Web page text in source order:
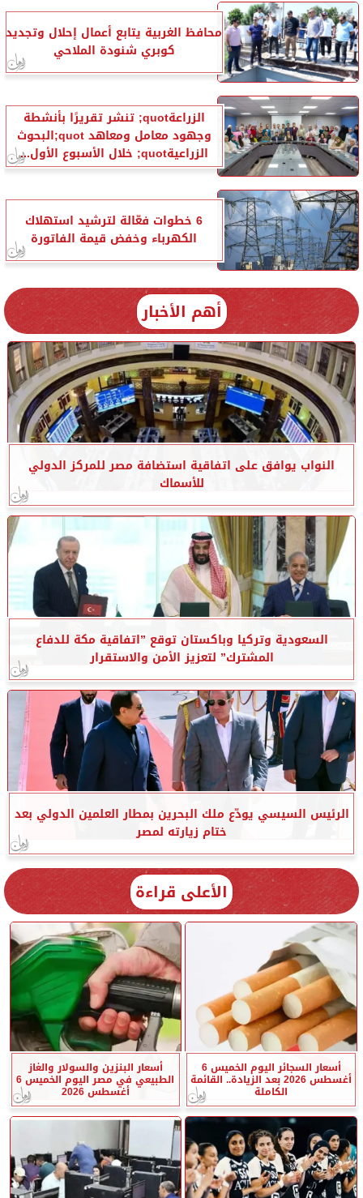
محافظ الغربية يتابع أعمال إحلال وتجديد
كوبري شنودة الملاحي
الزراعةquot; تنشر تقريرًا بأنشطة
وجهود معامل ومعاهد quot;البحوث
الزراعيةquot; خلال الأسبوع الأول...
6 خطوات فعّالة لترشيد استهلاك
الكهرباء وخفض قيمة الفاتورة
أهم الأخبار
النواب يوافق على اتفاقية استضافة مصر للمركز الدولي
للأسماك
السعودية وتركيا وباكستان توقع ”اتفاقية مكة للدفاع
المشترك” لتعزيز الأمن والاستقرار
الرئيس السيسي يودّع ملك البحرين بمطار العلمين الدولي بعد
ختام زيارته لمصر
الأعلى قراءة
أسعار السجائر اليوم الخميس 6
أغسطس 2026 بعد الزيادة.. القائمة
الكاملة
أسعار البنزين والسولار والغاز
الطبيعي في مصر اليوم الخميس 6
أغسطس 2026